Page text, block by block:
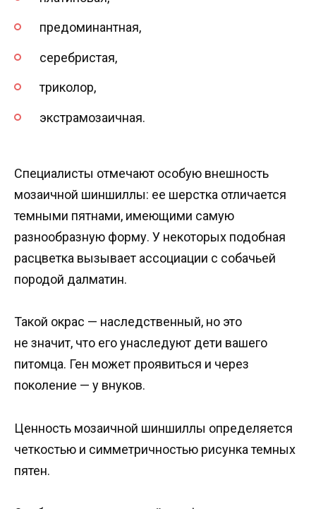
предоминантная,
серебристая,
триколор,
экстрамозаичная.
Специалисты отмечают особую внешность
мозаичной шиншиллы: ее шерстка отличается
темными пятнами, имеющими самую
разнообразную форму. У некоторых подобная
расцветка вызывает ассоциации с собачьей
породой далматин.
Такой окрас — наследственный, но это
не значит, что его унаследуют дети вашего
питомца. Ген может проявиться и через
поколение — у внуков.
Ценность мозаичной шиншиллы определяется
четкостью и симметричностью рисунка темных
пятен.